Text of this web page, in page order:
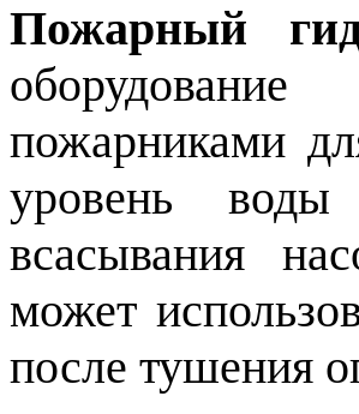
Пожарный
пожарниками
уровень
всасывания
может
после тушения